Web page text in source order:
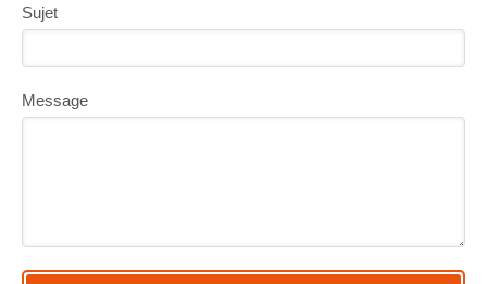
Sujet
Message